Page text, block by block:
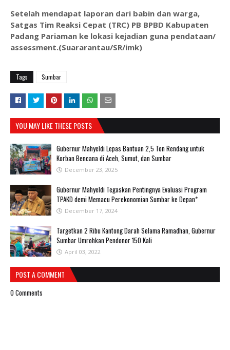
Setelah mendapat laporan dari babin dan warga,
Satgas Tim Reaksi Cepat (TRC) PB BPBD Kabupaten
Padang Pariaman ke lokasi kejadian guna pendataan/
assessment.(Suararantau/SR/imk)
Tags Sumbar
YOU MAY LIKE THESE POSTS
Gubernur Mahyeldi Lepas Bantuan 2,5 Ton Rendang untuk
Korban Bencana di Aceh, Sumut, dan Sumbar
December 23, 2025
Gubernur Mahyeldi Tegaskan Pentingnya Evaluasi Program
TPAKD demi Memacu Perekonomian Sumbar ke Depan*
December 17, 2024
Targetkan 2 Ribu Kantong Darah Selama Ramadhan, Gubernur
Sumbar Umrohkan Pendonor 150 Kali
April 03, 2022
POST A COMMENT
0 Comments